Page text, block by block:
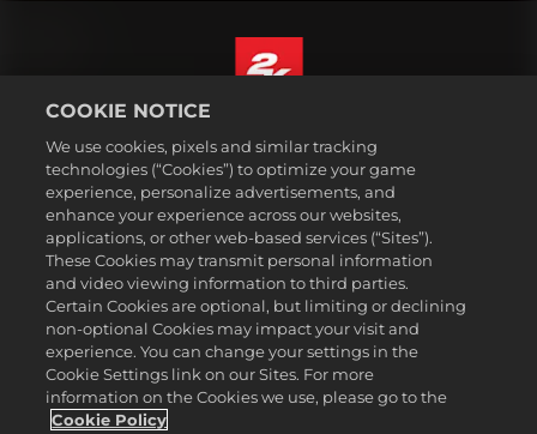
Jogi dokumentumok
Adatvédelmi elvek
Sütikezelési elvek
Támogatás
Ne adják el és ne osszák meg a személyes adataimat
Order Lookup & Refunds
2K Ad Partners
©2016-2026 Take-Two Interactive Software Inc. 2K, Firaxis Games,
Civilization, and their respective logos are trademarks of Take-Two
Magyar
COOKIE NOTICE
We use cookies, pixels and similar tracking
technologies (“Cookies”) to optimize your game
experience, personalize advertisements, and
enhance your experience across our websites,
applications, or other web-based services (“Sites”).
These Cookies may transmit personal information
and video viewing information to third parties.
Certain Cookies are optional, but limiting or declining
non-optional Cookies may impact your visit and
experience. You can change your settings in the
Cookie Settings link on our Sites. For more
information on the Cookies we use, please go to the
Cookie Policy